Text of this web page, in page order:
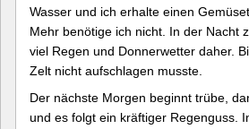
Wasser und ich erhalte einen
Mehr benötige ich nicht. In der Nacht
viel Regen und Donnerwetter daher.
Zelt nicht aufschlagen musste.
Der nächste Morgen beginnt trübe,
und es folgt ein kräftiger Regenguss.